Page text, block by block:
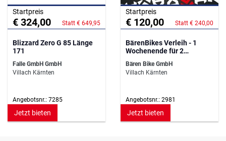
Startpreis
€ 324,00 Statt € 649,95
Blizzard Zero G 85 Länge
171
Falle GmbH GmbH
Villach Kärnten
Angebotsnr.: 7285
Jetzt bieten
Startpreis
€ 120,00 Statt € 240,00
BärenBikes Verleih - 1
Wochenende für 2
Bären Bike GmbH
Villach Kärnten
Angebotsnr.: 2981
Jetzt bieten